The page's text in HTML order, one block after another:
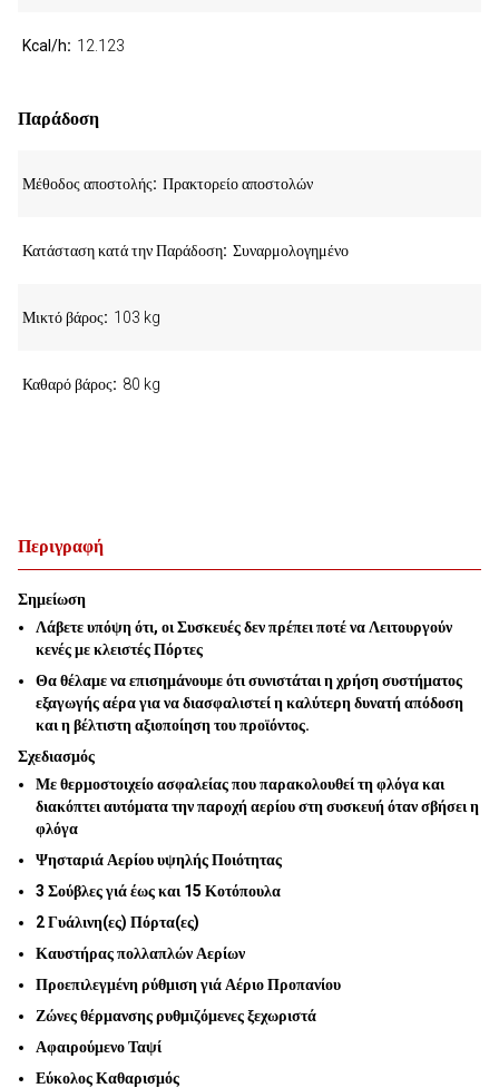
Περιγραφή
Σημείωση
Λάβετε υπόψη ότι, οι Συσκευές δεν πρέπει ποτέ να Λειτουργούν
κενές με κλειστές Πόρτες
Θα θέλαμε να επισημάνουμε ότι συνιστάται η χρήση συστήματος
εξαγωγής αέρα για να διασφαλιστεί η καλύτερη δυνατή απόδοση
και η βέλτιστη αξιοποίηση του προϊόντος.
Σχεδιασμός
Με θερμοστοιχείο ασφαλείας που παρακολουθεί τη φλόγα και
διακόπτει αυτόματα την παροχή αερίου στη συσκευή όταν σβήσει η
φλόγα
Ψησταριά Αερίου υψηλής Ποιότητας
3 Σούβλες γιά έως και 15 Κοτόπουλα
2 Γυάλινη(ες) Πόρτα(ες)
Καυστήρας πολλαπλών Αερίων
Προεπιλεγμένη ρύθμιση γιά Αέριο Προπανίου
Ζώνες θέρμανσης ρυθμιζόμενες ξεχωριστά
Αφαιρούμενο Ταψί
Εύκολος Καθαρισμός
Kcal/h 12.123
Παράδοση
Μέθοδος αποστολής Πρακτορείο αποστολών
Κατάσταση κατά την Παράδοση Συναρμολογημένο
Μικτό βάρος 103 kg
Καθαρό βάρος 80 kg